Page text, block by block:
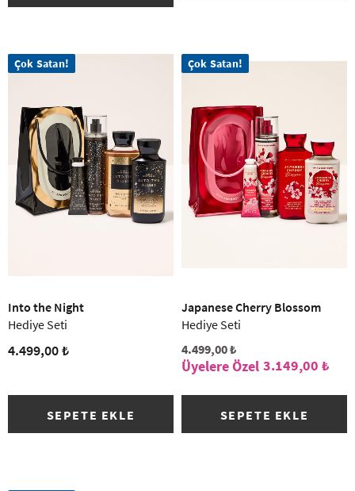
Into the Night
Hediye Seti
4.499,00 ₺
SEPETE EKLE
Çok Satan!
Japanese Cherry Blossom
Hediye Seti
4.499,00 ₺
3.149,00 ₺
SEPETE EKLE
Çok Satan!